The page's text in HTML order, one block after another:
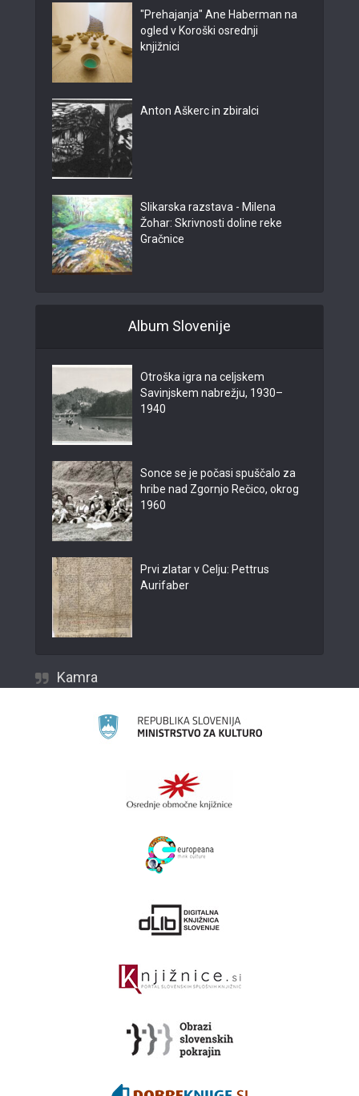
"Prehajanja" Ane Haberman na
ogled v Koroški osrednji
knjižnici
Anton Aškerc in zbiralci
Slikarska razstava - Milena
Žohar: Skrivnosti doline reke
Gračnice
Album Slovenije
Otroška igra na celjskem
Savinjskem nabrežju, 1930–
1940
Sonce se je počasi spuščalo za
hribe nad Zgornjo Rečico, okrog
1960
Prvi zlatar v Celju: Pettrus
Aurifaber
Kamra